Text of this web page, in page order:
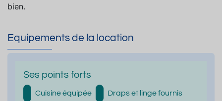
bien.
Equipements de la location
Ses points forts
Cuisine équipée Draps et linge fournis